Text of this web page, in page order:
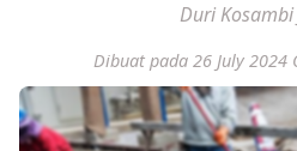
Duri
Dibuat pada 26 July 2024